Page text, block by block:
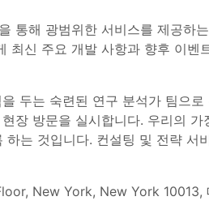
통해 광범위한 서비스를 제공하
최신 주요 개발 사항과 향후 이벤
두는 숙련된 연구 분석가 팀으로
장 방문을 실시합니다. 우리의 가
는 것입니다. 컨설팅 및 전략 서
New York, New York 10013,